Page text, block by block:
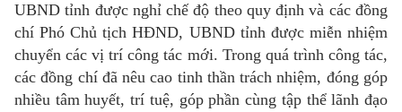
UBND tỉnh được nghỉ chế độ theo quy định và các đồng
chí Phó Chủ tịch HĐND, UBND tỉnh được miễn nhiệm
chuyển các vị trí công tác mới. Trong quá trình công tác,
các đồng chí đã nêu cao tinh thần trách nhiệm, đóng góp
nhiều tâm huyết, trí tuệ, góp phần cùng tập thể lãnh đạo